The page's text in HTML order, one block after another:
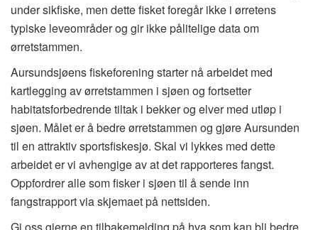
under sikfiske, men dette fisket foregår ikke i ørretens
typiske leveområder og gir ikke pålitelige data om
ørretstammen.
Aursundsjøens fiskeforening starter nå arbeidet med
kartlegging av ørretstammen i sjøen og fortsetter
habitatsforbedrende tiltak i bekker og elver med utløp i
sjøen. Målet er å bedre ørretstammen og gjøre Aursunden
til en attraktiv sportsfiskesjø. Skal vi lykkes med dette
arbeidet er vi avhengige av at det rapporteres fangst.
Oppfordrer alle som fisker i sjøen til å sende inn
fangstrapport via skjemaet på nettsiden.